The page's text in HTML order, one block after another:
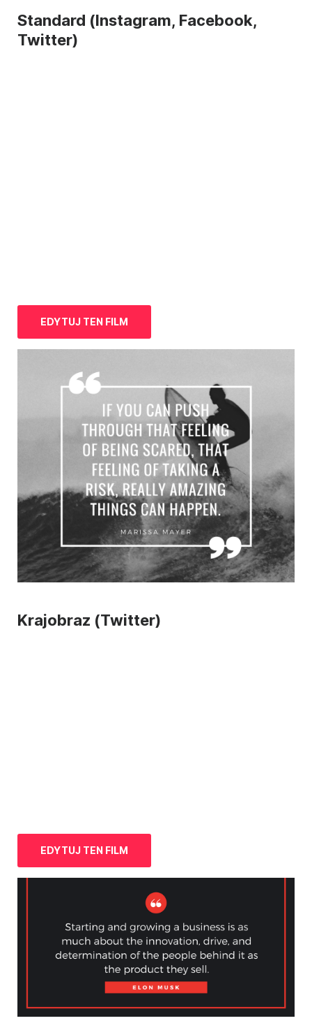
Standard (Instagram, Facebook,
Twitter)
EDYTUJ TEN FILM
Krajobraz (Twitter)
EDYTUJ TEN FILM